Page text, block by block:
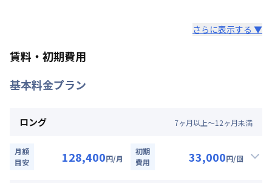
禁煙・喫煙
駐車場
なし
さらに表示する ▼
賃料・初期費用
基本料金プラン
ロング 7ヶ月以上～12ヶ月未満
月額
目安
128,400円/月
初期
費用
33,000円/回